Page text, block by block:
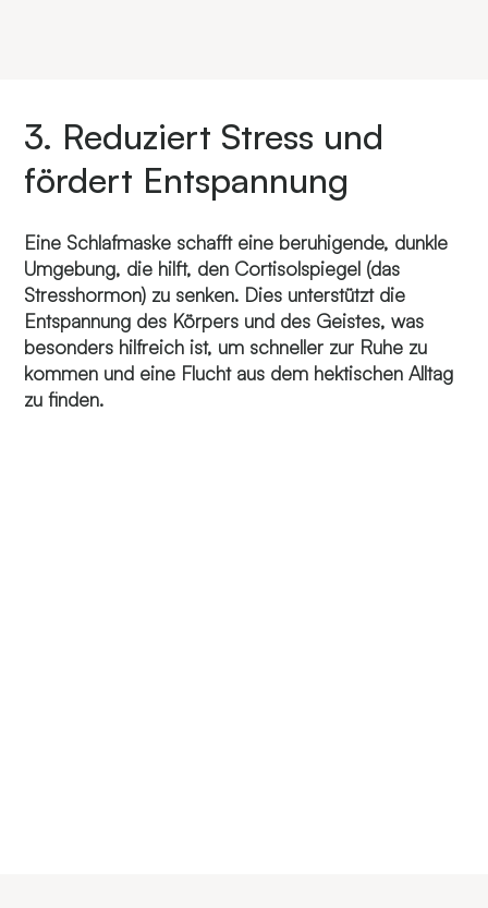
3. Reduziert Stress und
fördert Entspannung
Eine Schlafmaske schafft eine beruhigende, dunkle
Umgebung, die hilft, den Cortisolspiegel (das
Stresshormon) zu senken. Dies unterstützt die
Entspannung des Körpers und des Geistes, was
besonders hilfreich ist, um schneller zur Ruhe zu
kommen und eine Flucht aus dem hektischen Alltag
zu finden.